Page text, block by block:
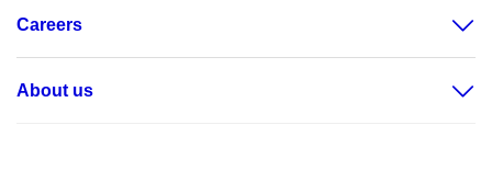
Careers
About us